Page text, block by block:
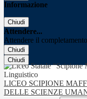
Informazione
Chiudi
Attendere...
Attendere il
Chiudi
Chiudi
LICEO SCIPIONE
DELLE SCIENZE